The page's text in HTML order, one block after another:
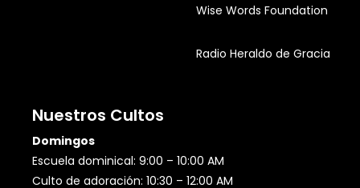
Wise Words Foundation
Radio Heraldo de Gracia
Nuestros Cultos
Domingos
Escuela dominical: 9:00 – 10:00 AM
Culto de adoración: 10:30 – 12:00 AM